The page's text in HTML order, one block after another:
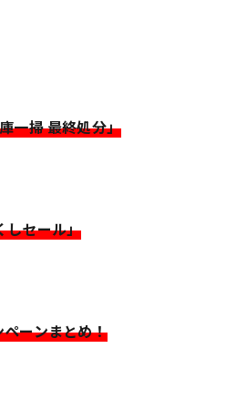
一掃 最終処分」
しセール」
ーンまとめ！